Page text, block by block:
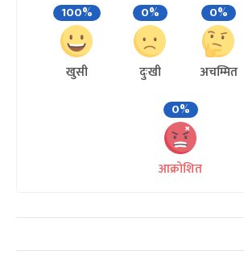
100%
खुसी
0%
दुःखी
0%
अचम्मित
0%
आक्रोशित